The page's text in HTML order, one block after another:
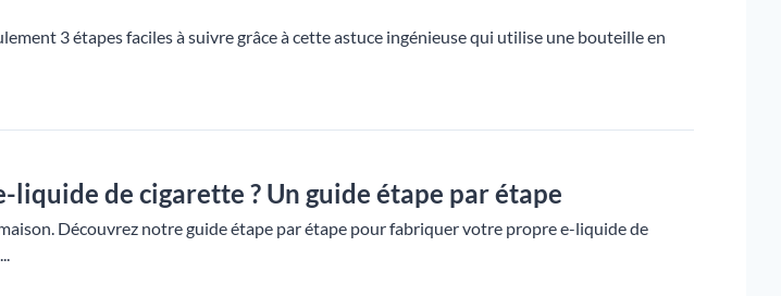
3 étapes faciles à suivre grâce à cette astuce ingénieuse qui utilise une bouteille en
de cigarette ? Un guide étape par étape
Découvrez notre guide étape par étape pour fabriquer votre propre e-liquide de